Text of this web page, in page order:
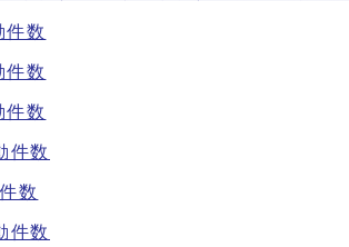
件数
件数
件数
件数
数
件数